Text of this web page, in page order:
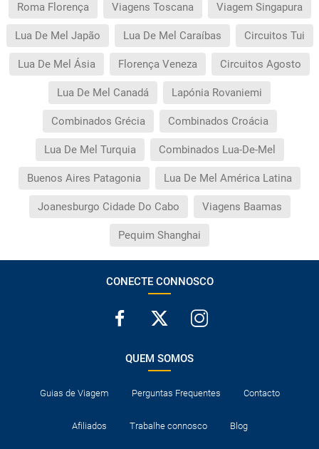
Roma Florença Viagens Toscana Viagem Singapura
Lua De Mel Japão Lua De Mel Caraíbas Circuitos Tui
Lua De Mel Ásia Florença Veneza Circuitos Agosto
Lua De Mel Canadá Lapónia Rovaniemi
Combinados Grécia Combinados Croácia
Lua De Mel Turquia Combinados Lua-De-Mel
Buenos Aires Patagonia Lua De Mel América Latina
Joanesburgo Cidade Do Cabo Viagens Baamas
Pequim Shanghai
CONECTE CONNOSCO
QUEM SOMOS
Guias de Viagem Perguntas Frequentes Contacto
Afiliados Trabalhe connosco Blog